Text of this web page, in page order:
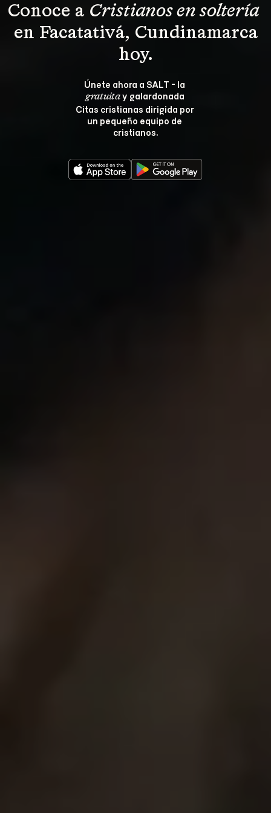
Conoce a Cristianos en soltería
en Facatativá, Cundinamarca
hoy.
Únete ahora a SALT - la
gratuita y galardonada
Citas cristianas dirigida por
un pequeño equipo de
cristianos.